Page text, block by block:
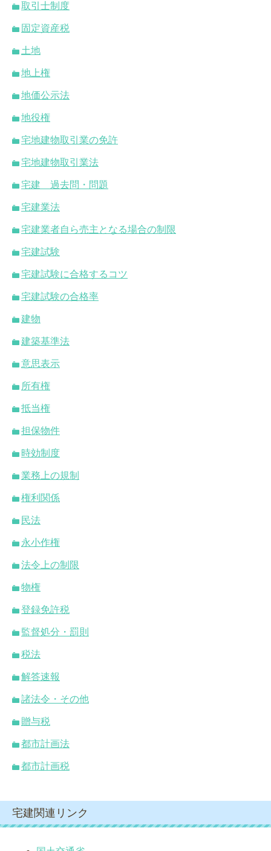
取引士制度
固定資産税
土地
地上権
地価公示法
地役権
宅地建物取引業の免許
宅地建物取引業法
宅建 過去問・問題
宅建業法
宅建業者自ら売主となる場合の制限
宅建試験
宅建試験に合格するコツ
宅建試験の合格率
建物
建築基準法
意思表示
所有権
抵当権
担保物件
時効制度
業務上の規制
権利関係
民法
永小作権
法令上の制限
物権
登録免許税
監督処分・罰則
税法
解答速報
諸法令・その他
贈与税
都市計画法
都市計画税
宅建関連リンク